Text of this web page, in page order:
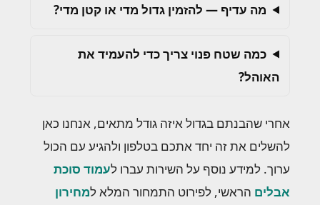
מה עדיף — להזמין גדול מדי או קטן מדי?
כמה שטח פנוי צריך כדי להעמיד את
האוהל?
אחרי שהבנתם בגדול איזה גודל מתאים, אנחנו כאן
להשלים את זה יחד אתכם בטלפון ולהגיע עם הכול
ערוך. למידע נוסף על השירות עברו לעמוד סוכת
אבלים הראשי, לפירוט התמחור המלא למחירון